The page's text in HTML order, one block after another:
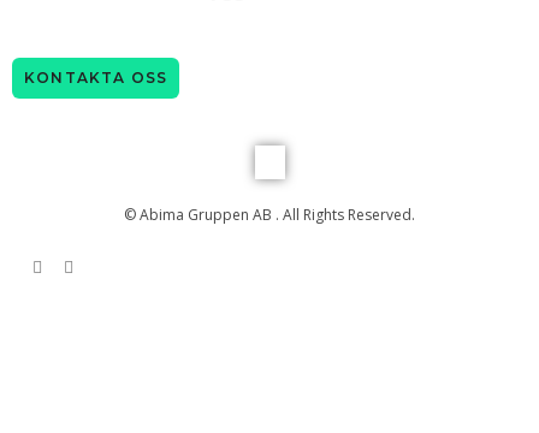
KONTAKTA OSS
© Abima Gruppen AB . All Rights Reserved.